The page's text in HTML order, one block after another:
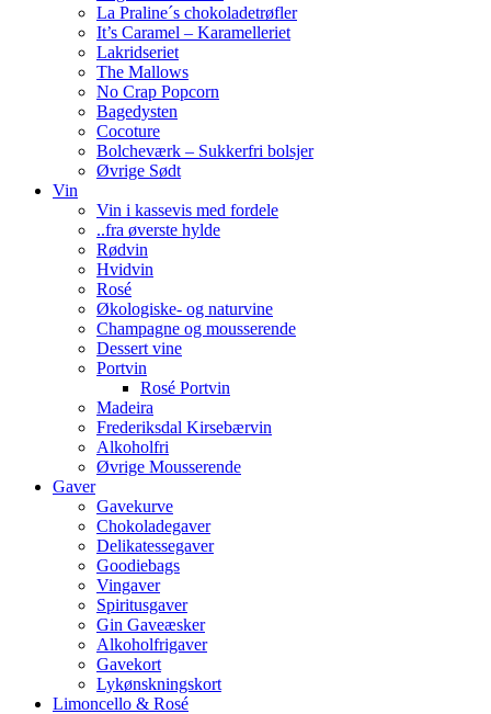
La Praline´s chokoladetrøfler
It’s Caramel – Karamelleriet
Lakridseriet
The Mallows
No Crap Popcorn
Bagedysten
Cocoture
Bolcheværk – Sukkerfri bolsjer
Øvrige Sødt
Vin
Vin i kassevis med fordele
..fra øverste hylde
Rødvin
Hvidvin
Rosé
Økologiske- og naturvine
Champagne og mousserende
Dessert vine
Portvin
Rosé Portvin
Madeira
Frederiksdal Kirsebærvin
Alkoholfri
Øvrige Mousserende
Gaver
Gavekurve
Chokoladegaver
Delikatessegaver
Goodiebags
Vingaver
Spiritusgaver
Gin Gaveæsker
Alkoholfrigaver
Gavekort
Lykønskningskort
Limoncello & Rosé